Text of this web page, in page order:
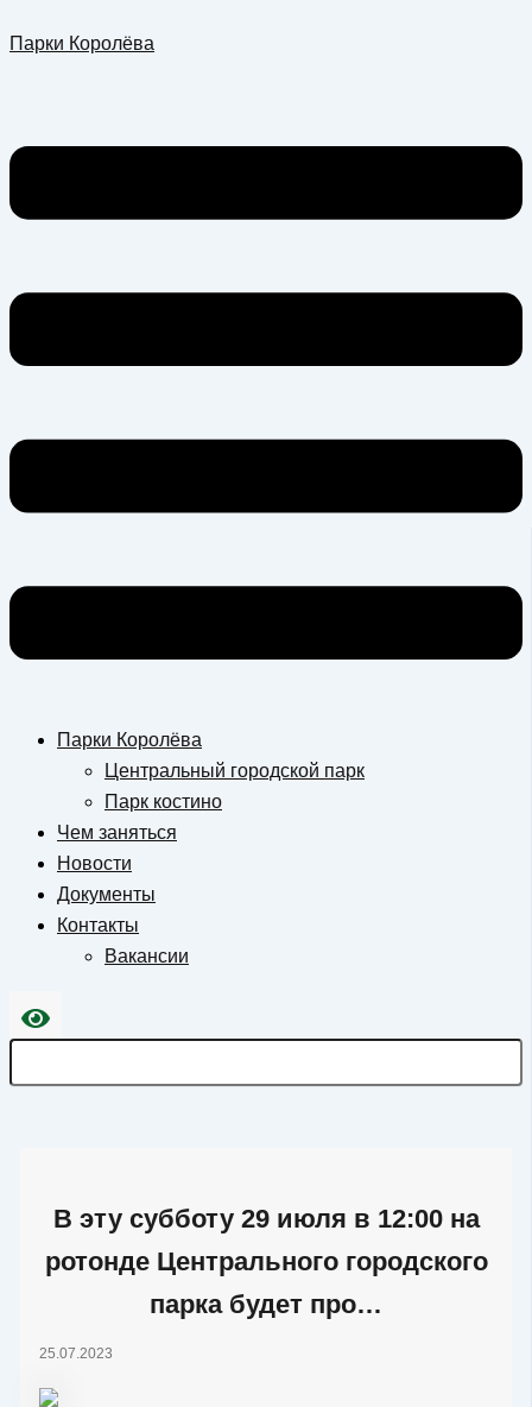
к
Парки Королёва
Парки Королёва
Центральный городской парк
Парк костино
Чем заняться
Новости
Документы
Контакты
Вакансии
В эту субботу 29 июля в 12:00 на
ротонде Центрального городского
парка будет про…
25.07.2023